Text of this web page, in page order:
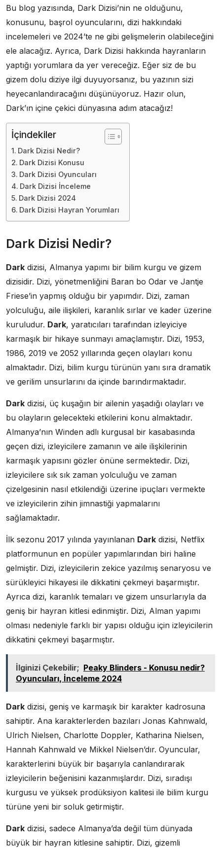
Bu blog yazısında, Dark Dizisi’nin ne olduğunu,
konusunu, başrol oyuncularını, dizi hakkındaki
incelemeleri ve 2024’te ne gibi gelişmelerin olabileceğini
ele alacağız. Ayrıca, Dark Dizisi hakkında hayranların
yaptığı yorumlara da yer vereceğiz. Eğer siz de bu
gizem dolu diziye ilgi duyuyorsanız, bu yazının sizi
heyecanlandıracağını düşünüyoruz. Hazır olun,
Dark’ın içine çekici dünyasına adım atacağız!
İçindekiler
Dark Dizisi Nedir?
Dark Dizisi Konusu
Dark Dizisi Oyuncuları
Dark Dizisi İnceleme
Dark Dizisi 2024
Dark Dizisi Hayran Yorumları
Dark Dizisi Nedir?
Dark dizisi, Almanya yapımı bir bilim kurgu ve gizem
dizisidir. Dizi, yönetmenliğini Baran bo Odar ve Jantje
Friese’in yapmış olduğu bir yapımdır. Dizi, zaman
yolculuğu, aile ilişkileri, karanlık sırlar ve kader üzerine
kuruludur. Dark, yaratıcıları tarafından izleyiciye
karmaşık bir hikaye sunmayı amaçlamıştır. Dizi, 1953,
1986, 2019 ve 2052 yıllarında geçen olayları konu
almaktadır. Dizi, bilim kurgu türünün yanı sıra dramatik
ve gerilim unsurlarını da içinde barındırmaktadır.
Dark dizisi, üç kuşağın bir ailenin yaşadığı olayları ve
bu olayların gelecekteki etkilerini konu almaktadır.
Almanya’nın Winden adlı kurgusal bir kasabasında
geçen dizi, izleyicilere zamanın ve aile ilişkilerinin
karmaşık yapısını gözler önüne sermektedir. Dizi,
izleyicilere sık sık zaman yolculuğu ve zaman
çizelgesinin nasıl etkilendiği üzerine ipuçları vermekte
ve izleyicilerin zihin jimnastiği yapmalarını
sağlamaktadır.
İlk sezonu 2017 yılında yayınlanan Dark dizisi, Netflix
platformunun en popüler yapımlarından biri haline
gelmiştir. Dizi, izleyicilerin zekice yazılmış senaryosu ve
sürükleyici hikayesi ile dikkatini çekmeyi başarmıştır.
Ayrıca dizi, karanlık temaları ve gizem unsurlarıyla da
geniş bir hayran kitlesi edinmiştir. Dizi, Alman yapımı
olması nedeniyle farklı bir yapısı olduğu için izleyicilerin
dikkatini çekmeyi başarmıştır.
İlginizi Çekebilir; Peaky Blinders - Konusu nedir?
Oyuncuları, İnceleme 2024
Dark dizisi, geniş ve karmaşık bir karakter kadrosuna
sahiptir. Ana karakterlerden bazıları Jonas Kahnwald,
Ulrich Nielsen, Charlotte Doppler, Katharina Nielsen,
Hannah Kahnwald ve Mikkel Nielsen’dır. Oyuncular,
karakterlerini büyük bir başarıyla canlandırarak
izleyicilerin beğenisini kazanmışlardır. Dizi, sıradışı
kurgusu ve yüksek prodüksiyon kalitesi ile bilim kurgu
türüne yeni bir soluk getirmiştir.
Dark dizisi, sadece Almanya’da değil tüm dünyada
büyük bir hayran kitlesine sahiptir. Dizi, gizemli